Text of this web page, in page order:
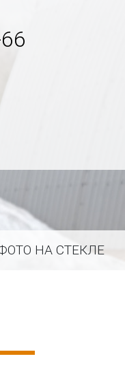
НА СТЕКЛЕ